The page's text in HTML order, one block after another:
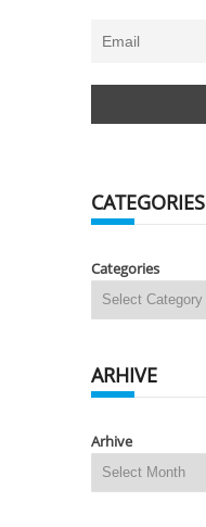
CATEGORIES
Categories
ARHIVE
Arhive